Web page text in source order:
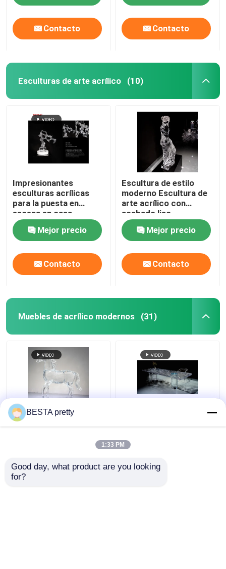
Contacto Contacto
Esculturas de arte acrílico (10)
Impresionantes
esculturas acrílicas
para la puesta en
escena en casa
Mejor precio
Contacto
Escultura de estilo
moderno Escultura de
arte acrílico con
acabado liso
Mejor precio
Contacto
Muebles de acrílico modernos (31)
Venus Artwork Color y
tamaño Acrílico
personalizada Fuente
Mejor precio
de comedor acrílica
24K Oro Muebles Color
y tamaño Una pieza
Mejor precio
BESTA pretty
1:33 PM
Good day, what product are you looking
for?